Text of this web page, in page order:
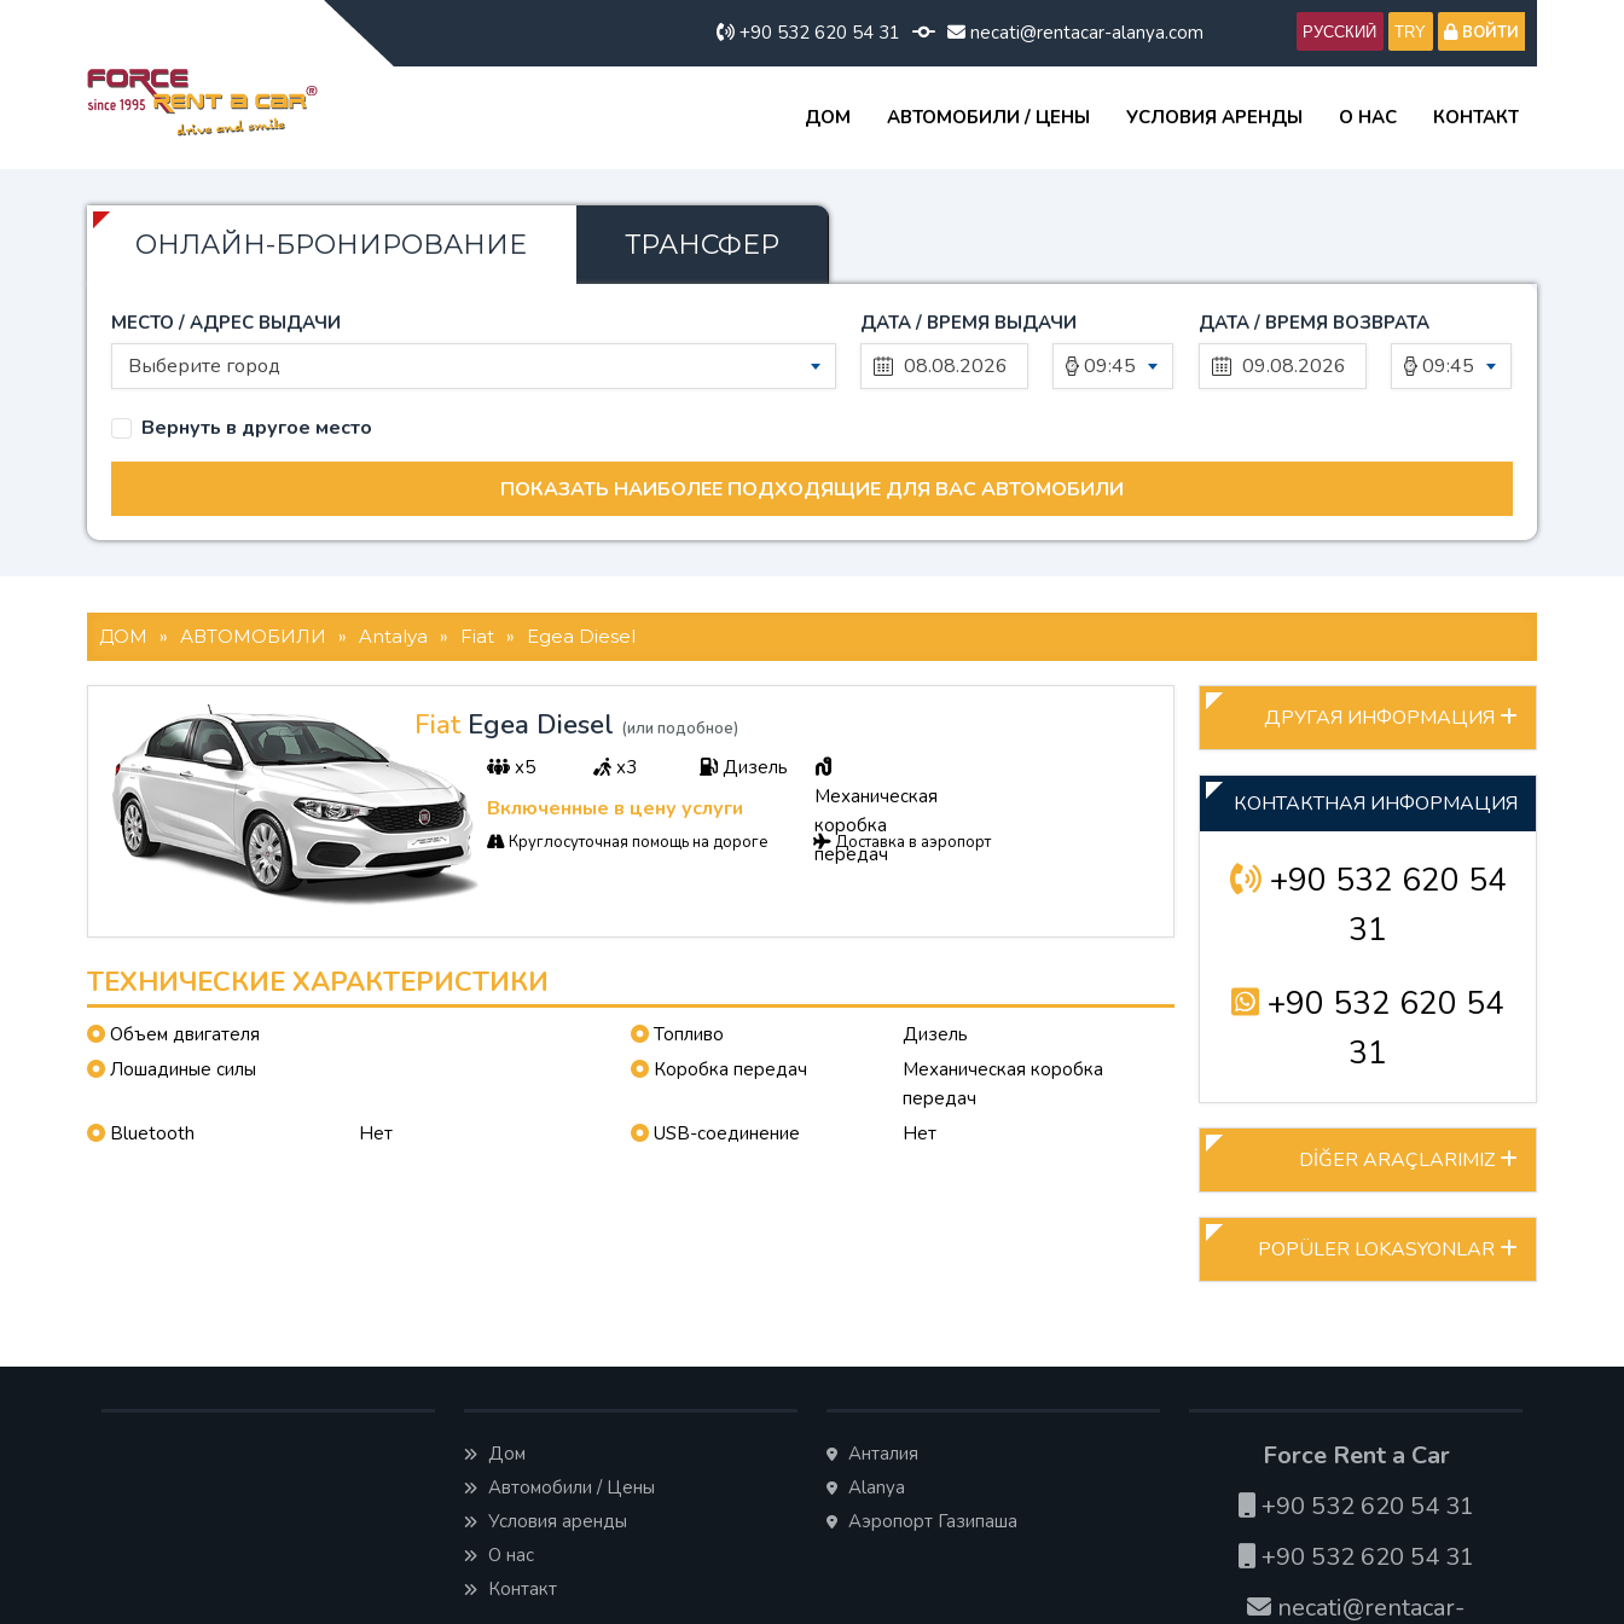
+90 532 620 54 31 necati@rentacar-alanya.com ВОЙТИ
ДОМ АВТОМОБИЛИ / ЦЕНЫ УСЛОВИЯ АРЕНДЫ О НАС КОНТАКТ
ОНЛАЙН-БРОНИРОВАНИЕ ТРАНСФЕР
МЕСТО / АДРЕС ВЫДАЧИ
Выберите город
ДАТА / ВРЕМЯ ВЫДАЧИ
09:45
ДАТА / ВРЕМЯ ВОЗВРАТА
09:45
Вернуть в другое место
ДОМ » АВТОМОБИЛИ » Antalya » Fiat » Egea Diesel
FiatEgea Diesel (или подобное)
x5 x3
Дизель
Механическая
коробка
передач
Включенные в цену услуги
Круглосуточная помощь на дороге Доставка в аэропорт
ТЕХНИЧЕСКИЕ ХАРАКТЕРИСТИКИ
Объем двигателя Топливо
Дизель
Лошадиные силы
Коробка передач
Механическая коробка
передач
Bluetooth
Нет USB-соединение Нет
ДРУГАЯ ИНФОРМАЦИЯ
КОНТАКТНАЯ ИНФОРМАЦИЯ
+90 532 620 54
31
+90 532 620 54
31
DİĞER ARAÇLARIMIZ
POPÜLER LOKASYONLAR
Дом
Автомобили / Цены
Условия аренды
О нас
Контакт
Анталия
Alanya
Аэропорт Газипаша
Force Rent a Car
+90 532 620 54 31
+90 532 620 54 31
necati@rentacar-